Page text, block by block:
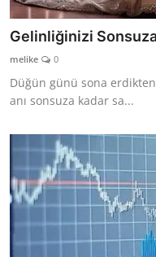
Gelinliğinizi Sonsuza
melike 0
Düğün günü sona
anı sonsuza kadar sa...